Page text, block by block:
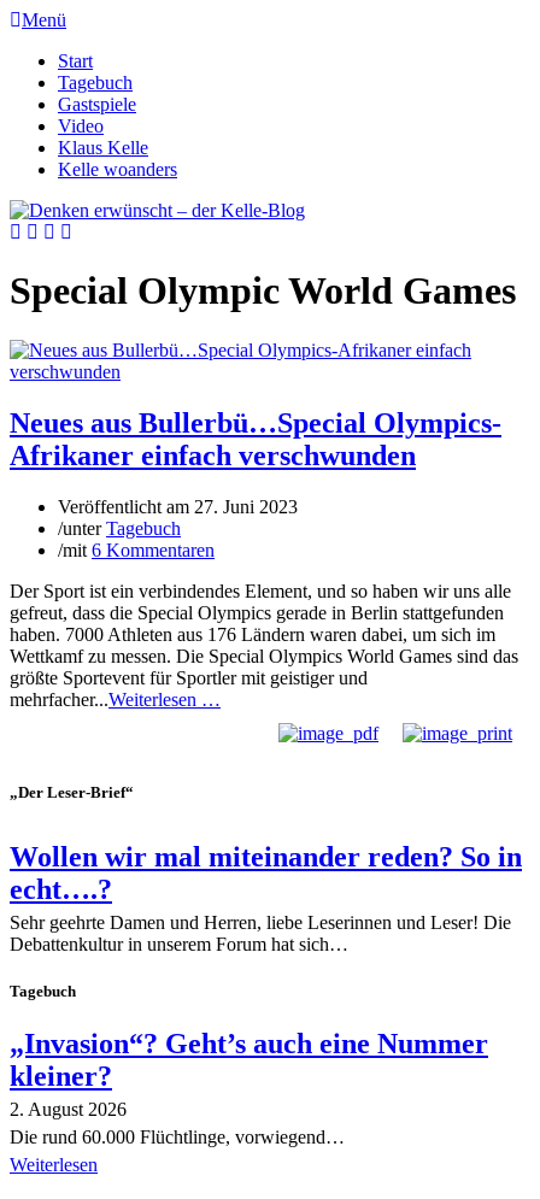
Menü
Start
Tagebuch
Gastspiele
Video
Klaus Kelle
Kelle woanders
Special Olympic World Games
Neues aus Bullerbü…Special Olympics-
Afrikaner einfach verschwunden
Veröffentlicht am 27. Juni 2023
/unterTagebuch
/mit 6 Kommentaren
Der Sport ist ein verbindendes Element, und so haben wir uns alle
gefreut, dass die Special Olympics gerade in Berlin stattgefunden
haben. 7000 Athleten aus 176 Ländern waren dabei, um sich im
Wettkamf zu messen. Die Special Olympics World Games sind das
größte Sportevent für Sportler mit geistiger und
mehrfacher...Weiterlesen …
„Der Leser-Brief“
Wollen wir mal miteinander reden? So in
echt….?
Sehr geehrte Damen und Herren, liebe Leserinnen und Leser! Die
Debattenkultur in unserem Forum hat sich…
Tagebuch
„Invasion“? Geht’s auch eine Nummer
kleiner?
2. August 2026
Die rund 60.000 Flüchtlinge, vorwiegend…
Weiterlesen